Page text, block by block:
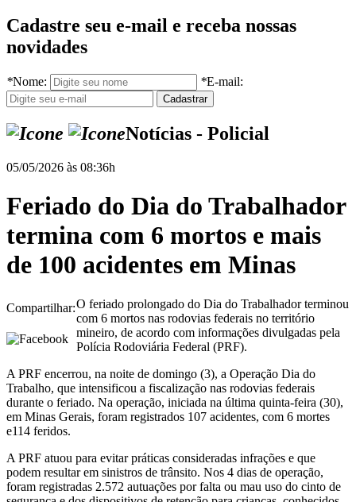
Cadastre seu e-mail e receba nossas
novidades
*Nome: *E-mail:
Notícias - Policial
05/05/2026 às 08:36h
Feriado do Dia do Trabalhador
termina com 6 mortos e mais
de 100 acidentes em Minas
Compartilhar:O feriado prolongado do Dia do Trabalhador terminou
com 6 mortos nas rodovias federais no território
mineiro, de acordo com informações divulgadas pela
Polícia Rodoviária Federal (PRF).
A PRF encerrou, na noite de domingo (3), a Operação Dia do
Trabalho, que intensificou a fiscalização nas rodovias federais
durante o feriado. Na operação, iniciada na última quinta-feira (30),
em Minas Gerais, foram registrados 107 acidentes, com 6 mortes
e114 feridos.
A PRF atuou para evitar práticas consideradas infrações e que
podem resultar em sinistros de trânsito. Nos 4 dias de operação,
foram registradas 2.572 autuações por falta ou mau uso do cinto de